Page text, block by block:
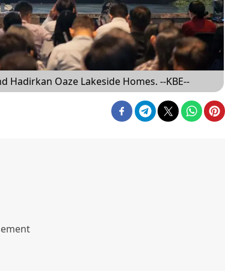
Oaze Lakeside Homes. --KBE--